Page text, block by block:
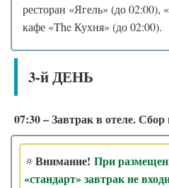
ресторан «Ягель» (до
кафе «The Кухня» (до 02:00).
3-й ДЕНЬ
07:30 – Завтрак в отеле.
🔅Внимание! При
«стандарт» завтрак не